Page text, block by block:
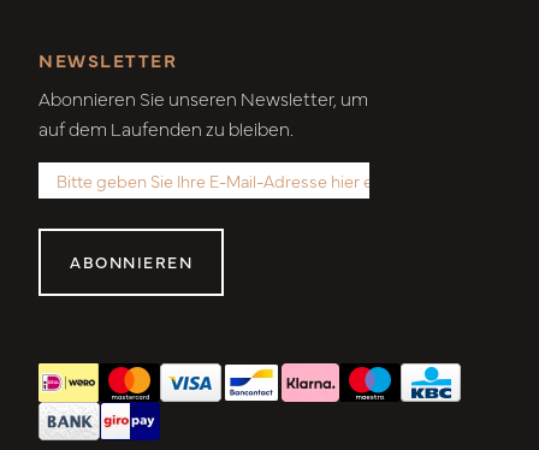
NEWSLETTER
Abonnieren Sie unseren Newsletter, um
auf dem Laufenden zu bleiben.
ABONNIEREN